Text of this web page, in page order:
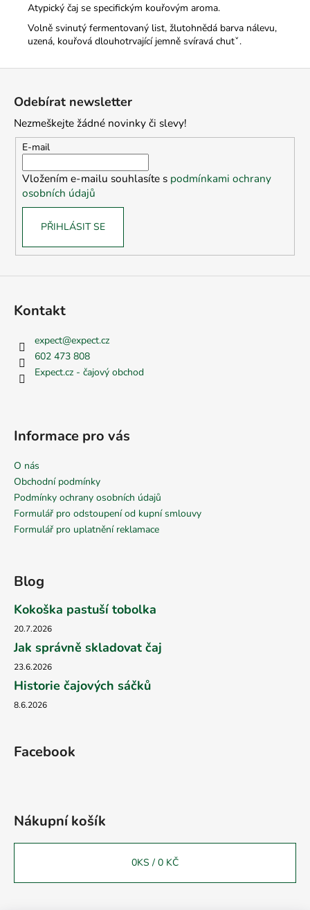
Atypický čaj se specifickým kouřovým aroma.
Volně svinutý fermentovaný list, žlutohnědá barva nálevu,
uzená, kouřová dlouhotrvající jemně svíravá chutˇ.
Odebírat newsletter
Nezmeškejte žádné novinky či slevy!
E-mail
Vložením e-mailu souhlasíte s podmínkami ochrany
osobních údajů
PŘIHLÁSIT SE
Kontakt
expect@expect.cz
602 473 808
Expect.cz - čajový obchod
Informace pro vás
O nás
Obchodní podmínky
Podmínky ochrany osobních údajů
Formulář pro odstoupení od kupní smlouvy
Formulář pro uplatnění reklamace
Blog
Kokoška pastuší tobolka
20.7.2026
Jak správně skladovat čaj
23.6.2026
Historie čajových sáčků
8.6.2026
Facebook
Nákupní košík
0KS / 0 KČ